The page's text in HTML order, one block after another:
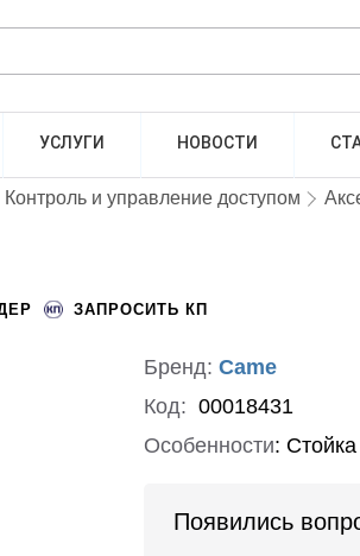
УСЛУГИ НОВОСТИ
Контроль и управление доступом
ЗАПРОСИТЬ КП
Бренд: Came
Код: 00018431
Особенности: Стойка
Появились